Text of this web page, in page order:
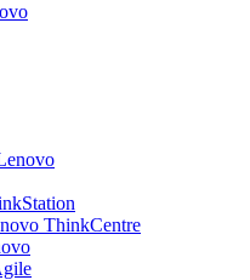
ThinkCentre